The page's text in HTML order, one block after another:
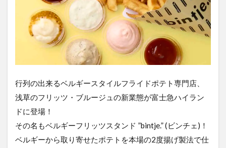
行列の出来るベルギースタイルフライドポテト専門店、
浅草のフリッツ・ブルージュの新業態が富士急ハイラン
ドに登場！
その名もベルギーフリッツスタンド ”bintje.” (ビンチェ)！
ベルギーから取り寄せたポテトを本場の2度揚げ製法で仕